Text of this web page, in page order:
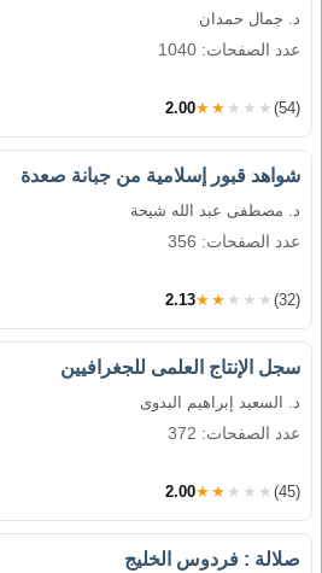
د. جمال حمدان
عدد الصفحات: 1040
2.00★★★★★ (54)
شواهد قبور إسلامية من جبانة صعدة
د. مصطفى عبد الله شيحة
عدد الصفحات: 356
2.13★★★★★ (32)
سجل الإنتاج العلمى للجغرافيين
د. السعيد إبراهيم البدوى
عدد الصفحات: 372
2.00★★★★★ (45)
صلالة : فردوس الخليج